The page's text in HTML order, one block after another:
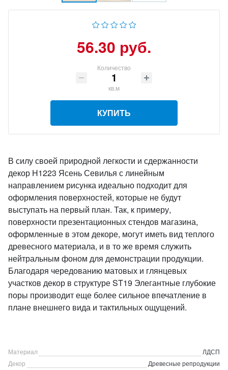
56.30 руб.
Количество
кв.м
КУПИТЬ
В силу своей природной легкости и сдержанности
декор H1223 Ясень Севилья с линейным
направлением рисунка идеально подходит для
оформления поверхностей, которые не будут
выступать на первый план. Так, к примеру,
поверхности презентационных стендов магазина,
оформленные в этом декоре, могут иметь вид теплого
древесного материала, и в то же время служить
нейтральным фоном для демонстрации продукции.
Благодаря чередованию матовых и глянцевых
участков декор в структуре ST19 Элегантные глубокие
поры производит еще более сильное впечатление в
плане внешнего вида и тактильных ощущений.
Материал
ЛДСП
Декор
Древесные репродукции